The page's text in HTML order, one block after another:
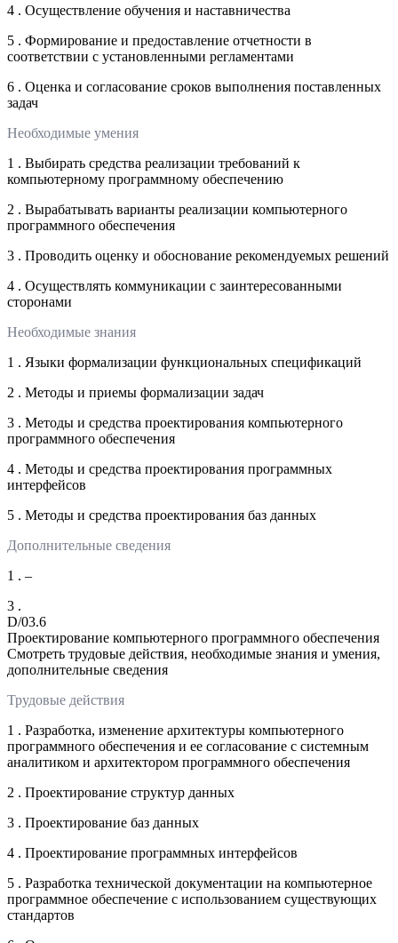
4 . Осуществление обучения и наставничества
5 . Формирование и предоставление отчетности в
соответствии с установленными регламентами
6 . Оценка и согласование сроков выполнения поставленных
задач
Необходимые умения
1 . Выбирать средства реализации требований к
компьютерному программному обеспечению
2 . Вырабатывать варианты реализации компьютерного
программного обеспечения
3 . Проводить оценку и обоснование рекомендуемых решений
4 . Осуществлять коммуникации с заинтересованными
сторонами
Необходимые знания
1 . Языки формализации функциональных спецификаций
2 . Методы и приемы формализации задач
3 . Методы и средства проектирования компьютерного
программного обеспечения
4 . Методы и средства проектирования программных
интерфейсов
5 . Методы и средства проектирования баз данных
Дополнительные сведения
1 . –
3 .
D/03.6
Проектирование компьютерного программного обеспечения
Смотреть трудовые действия, необходимые знания и умения,
дополнительные сведения
Трудовые действия
1 . Разработка, изменение архитектуры компьютерного
программного обеспечения и ее согласование с системным
аналитиком и архитектором программного обеспечения
2 . Проектирование структур данных
3 . Проектирование баз данных
4 . Проектирование программных интерфейсов
5 . Разработка технической документации на компьютерное
программное обеспечение с использованием существующих
стандартов